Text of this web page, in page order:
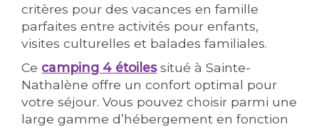
critères pour des vacances en famille
parfaites entre activités pour enfants,
visites culturelles et balades familiales.
Ce camping 4 étoiles situé à Sainte-
Nathalène offre un confort optimal pour
votre séjour. Vous pouvez choisir parmi une
large gamme d’hébergement en fonction